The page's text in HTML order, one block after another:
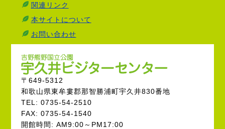
関連リンク
本サイトについて
お問い合わせ
〒649-5312
和歌山県東牟婁郡那智勝浦町宇久井830番地
TEL: 0735-54-2510
FAX: 0735-54-1540
開館時間: AM9:00～PM17:00